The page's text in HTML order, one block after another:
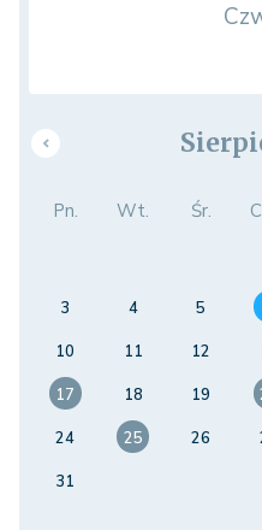
Pn. Wt. Śr.
3
4 5
10
11 12
17
18 19
24
25 26
31